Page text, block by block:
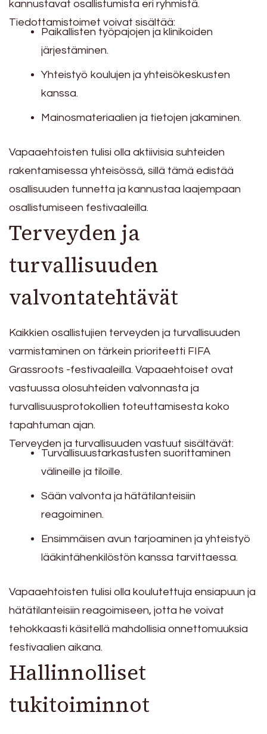
kannustavat osallistumista eri ryhmistä.
Tiedottamistoimet voivat sisältää:
Paikallisten työpajojen ja klinikoiden
järjestäminen.
Yhteistyö koulujen ja yhteisökeskusten
kanssa.
Mainosmateriaalien ja tietojen jakaminen.
Vapaaehtoisten tulisi olla aktiivisia suhteiden
rakentamisessa yhteisössä, sillä tämä edistää
osallisuuden tunnetta ja kannustaa laajempaan
osallistumiseen festivaaleilla.
Terveyden ja
turvallisuuden
valvontatehtävät
Kaikkien osallistujien terveyden ja turvallisuuden
varmistaminen on tärkein prioriteetti FIFA
Grassroots -festivaaleilla. Vapaaehtoiset ovat
vastuussa olosuhteiden valvonnasta ja
turvallisuusprotokollien toteuttamisesta koko
tapahtuman ajan.
Terveyden ja turvallisuuden vastuut sisältävät:
Turvallisuustarkastusten suorittaminen
välineille ja tiloille.
Sään valvonta ja hätätilanteisiin
reagoiminen.
Ensimmäisen avun tarjoaminen ja yhteistyö
lääkintähenkilöstön kanssa tarvittaessa.
Vapaaehtoisten tulisi olla koulutettuja ensiapuun ja
hätätilanteisiin reagoimiseen, jotta he voivat
tehokkaasti käsitellä mahdollisia onnettomuuksia
festivaalien aikana.
Hallinnolliset
tukitoiminnot